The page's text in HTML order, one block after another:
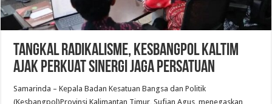
Tangkal Radikalisme, Kesbangpol Kaltim
Ajak Perkuat Sinergi Jaga Persatuan
Samarinda – Kepala Badan Kesatuan Bangsa dan Politik
(Kesbangpol)Provinsi Kalimantan Timur, Sufian Agus, menegaskan